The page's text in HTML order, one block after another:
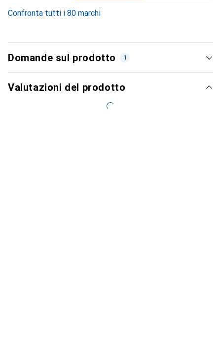
Confronta tutti i 80 marchi
Domande sul prodotto 1
Valutazioni del prodotto